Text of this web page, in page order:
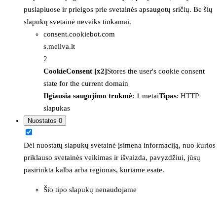
puslapiuose ir prieigos prie svetainės apsaugotų sričių. Be šių
slapukų svetainė neveiks tinkamai.
consent.cookiebot.com
s.meliva.lt
2
CookieConsent [x2]Stores the user's cookie consent
state for the current domain
Ilgiausia saugojimo trukmė: 1 metaiTipas: HTTP
slapukas
Nuostatos 0
Dėl nuostatų slapukų svetainė įsimena informaciją, nuo kurios
priklauso svetainės veikimas ir išvaizda, pavyzdžiui, jūsų
pasirinkta kalba arba regionas, kuriame esate.
Šio tipo slapukų nenaudojame